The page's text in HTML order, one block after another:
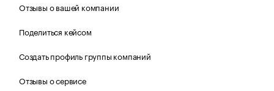
Отзывы о вашей компании
Поделиться кейсом
Создать профиль группы компаний
Отзывы о сервисе